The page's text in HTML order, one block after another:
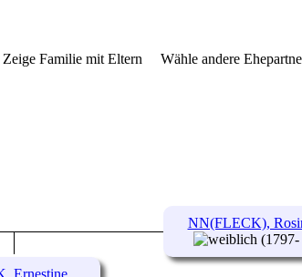
Zeige Familie mit Eltern Wähle andere
NN(FLECK),
(1797-